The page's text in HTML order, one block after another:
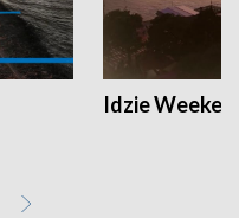
Idzie